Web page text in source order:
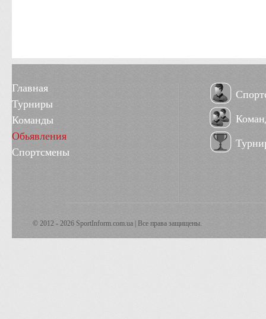
Главная
Турниры
Команды
Обьявления
Спортсмены
© 2012 - 2026 SportInform.com.ua | Все права защищены.